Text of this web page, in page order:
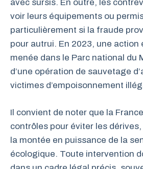
avec sursis. En outre, les
voir leurs équipements ou
particulièrement si la fraude
pour autrui. En 2023, une action
menée dans le Parc national du
d’une opération de sauvetage
victimes d’empoisonnement
Il convient de noter que la
contrôles pour éviter les
la montée en puissance de la
écologique. Toute intervention